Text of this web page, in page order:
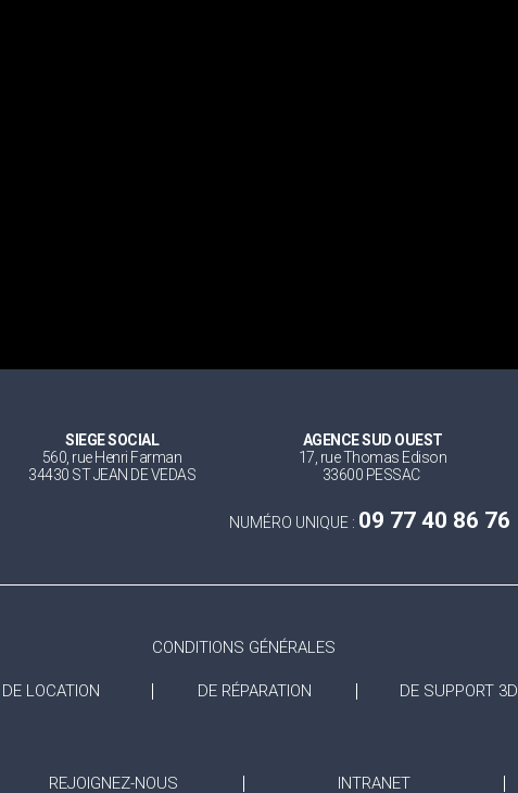
SIEGE SOCIAL
560, rue Henri Farman
34430 ST JEAN DE VEDAS
AGENCE SUD OUEST
17, rue Thomas Edison
33600 PESSAC
NUMÉRO UNIQUE : 09 77 40 86 76
CONDITIONS GÉNÉRALES
DE LOCATION DE RÉPARATION DE SUPPORT 3D
REJOIGNEZ-NOUS INTRANET